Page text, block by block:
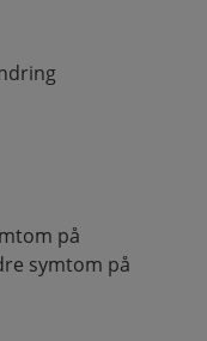
på
symtom på